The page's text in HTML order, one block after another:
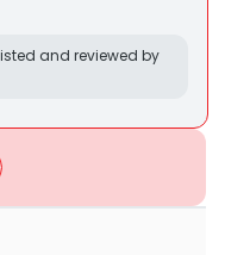
and reviewed by